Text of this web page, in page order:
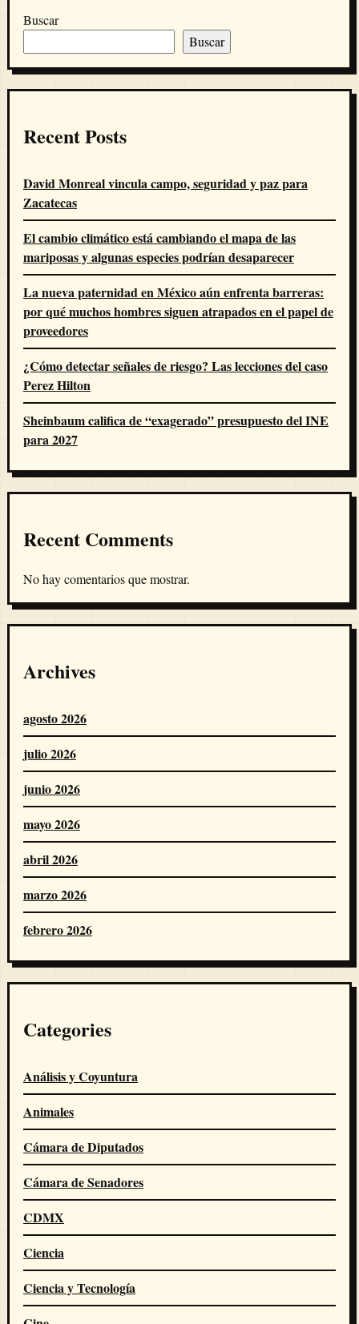
Buscar
Buscar
Recent Posts
David Monreal vincula campo, seguridad y paz para
Zacatecas
El cambio climático está cambiando el mapa de las
mariposas y algunas especies podrían desaparecer
La nueva paternidad en México aún enfrenta barreras:
por qué muchos hombres siguen atrapados en el papel de
proveedores
¿Cómo detectar señales de riesgo? Las lecciones del caso
Perez Hilton
Sheinbaum califica de “exagerado” presupuesto del INE
para 2027
Recent Comments
No hay comentarios que mostrar.
Archives
agosto 2026
julio 2026
junio 2026
mayo 2026
abril 2026
marzo 2026
febrero 2026
Categories
Análisis y Coyuntura
Animales
Cámara de Diputados
Cámara de Senadores
CDMX
Ciencia
Ciencia y Tecnología